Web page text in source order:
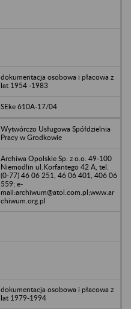
dokumentacja osobowa i płacowa z
lat 1954 -1983
SEke 610A-17/04
Wytwórczo Usługowa Spółdzielnia
Pracy w Grodkowie
Archiwa Opolskie Sp. z o.o. 49-100
Niemodlin ul.Korfantego 42 A, tel.
(0-77) 46 06 251, 46 06 401, 406 06
559; e-
mail:archiwum@atol.com.pl;www.ar
chiwum.org.pl
dokumentacja osobowa i płacowa z
lat 1979-1994